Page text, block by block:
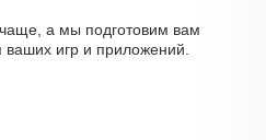
а мы подготовим вам
игр и приложений.